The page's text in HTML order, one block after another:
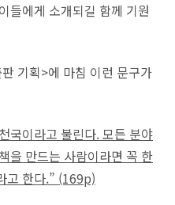
들에게 소개되길 함께 기원
기획>에 마침 이런 문구가
국이라고 불린다. 모든 분야
을 만드는 사람이라면 꼭 한
고 한다.” (169p)